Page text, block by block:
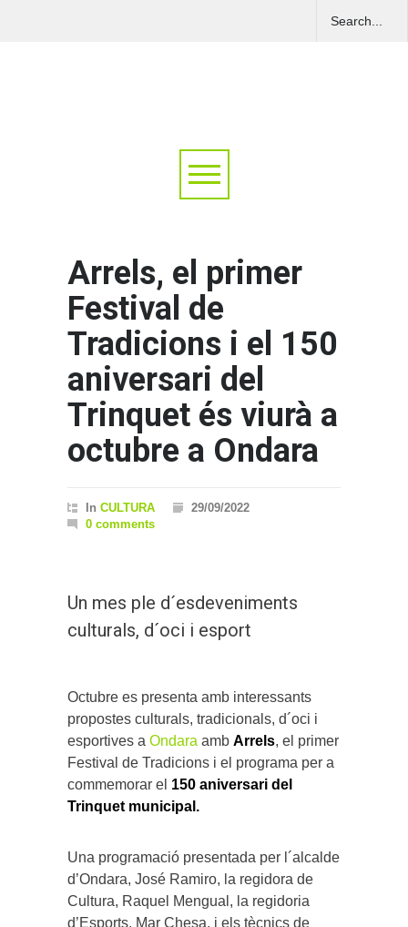
Arrels, el primer
Festival de
Tradicions i el 150
aniversari del
Trinquet és viurà a
octubre a Ondara
In CULTURA
29/09/2022
0 comments
Un mes ple d´esdeveniments
culturals, d´oci i esport
Octubre es presenta amb interessants
propostes culturals, tradicionals, d´oci i
esportives a Ondara amb Arrels, el primer
Festival de Tradicions i el programa per a
commemorar el 150 aniversari del
Trinquet municipal.
Una programació presentada per l´alcalde
d’Ondara, José Ramiro, la regidora de
Cultura, Raquel Mengual, la regidoria
d’Esports, Mar Chesa, i els tècnics de